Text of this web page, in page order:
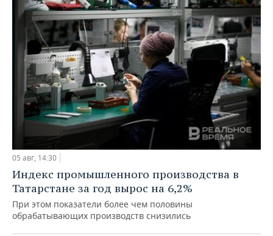
05 авг, 14:30
Индекс промышленного производства в
Татарстане за год вырос на 6,2%
При этом показатели более чем половины
обрабатывающих производств снизились